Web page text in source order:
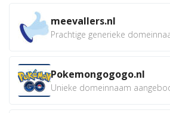
meevallers.nl
Pokemongogogo.nl